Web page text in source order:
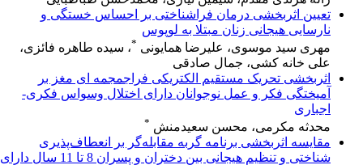
تعیین اثربخشی درمان فراشناختی بر احساس خستگی و
نارسایی هیجانی زنان مبتلا به لوپوس
مهری سید موسوی، علیرضا همایونی *، سیده طاهره فائزی،
علی خانه کشی، جمال صادقی
اثربخشی تحریک مستقیم الکتریکی فراجمجمه ای مغز بر
آمیختگی فکر و عمل نوجوانان دارای اختلال وسواس فکری-
اجباری
محدثه مکرمی، محسن سعیدمنش *
مقایسه اثربخشی برنامه گربه مقابله‌گر بر انعطاف‌پذیری
شناختی و تنظیم هیجانی بین دختران و پسران 8 تا 11 سال دارای